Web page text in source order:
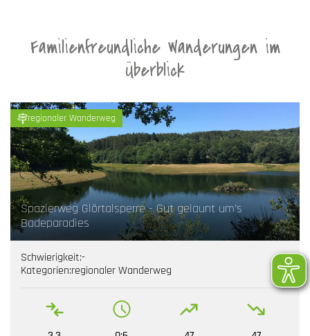
Familienfreundliche Wanderungen im
Überblick
regionaler Wanderweg
Spazierweg Glörtalsperre - Gut gelaunt um's
Badeparadies
Schwierigkeit:-
Kategorien:regionaler Wanderweg